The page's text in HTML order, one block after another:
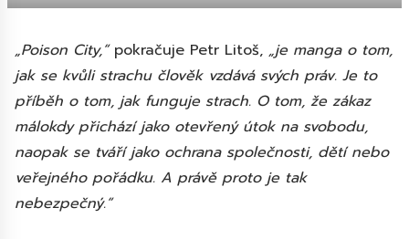
„Poison City,“pokračuje Petr Litoš, „je manga o tom,
jak se kvůli strachu člověk vzdává svých práv. Je to
příběh o tom, jak funguje strach. O tom, že zákaz
málokdy přichází jako otevřený útok na svobodu,
naopak se tváří jako ochrana společnosti, dětí nebo
veřejného pořádku. A právě proto je tak
nebezpečný.“